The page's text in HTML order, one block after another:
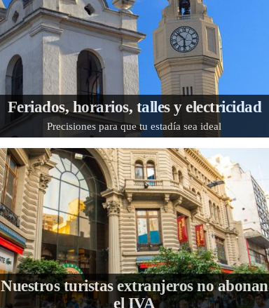
Feriados, horarios, talles y electricidad
Precisiones para que tu estadía sea ideal
Nuestros turistas extranjeros no abonan
el IVA